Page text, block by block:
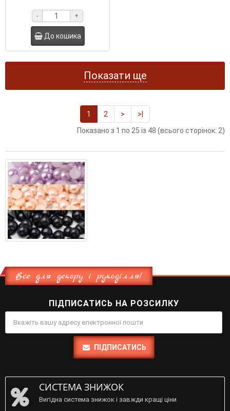
- +
До кошика
Показати ще
1 2 >
>|
Показано з 1 по 25 із 48 (всього сторінок: 2)
Все для декору і рукоділля!
ПІДПИСАТИСЬ НА РОЗСИЛКУ
ПІДПИСАТИСЬ
СИСТЕМА ЗНИЖОК
Вигідна система знижок і завжди кращі ціни